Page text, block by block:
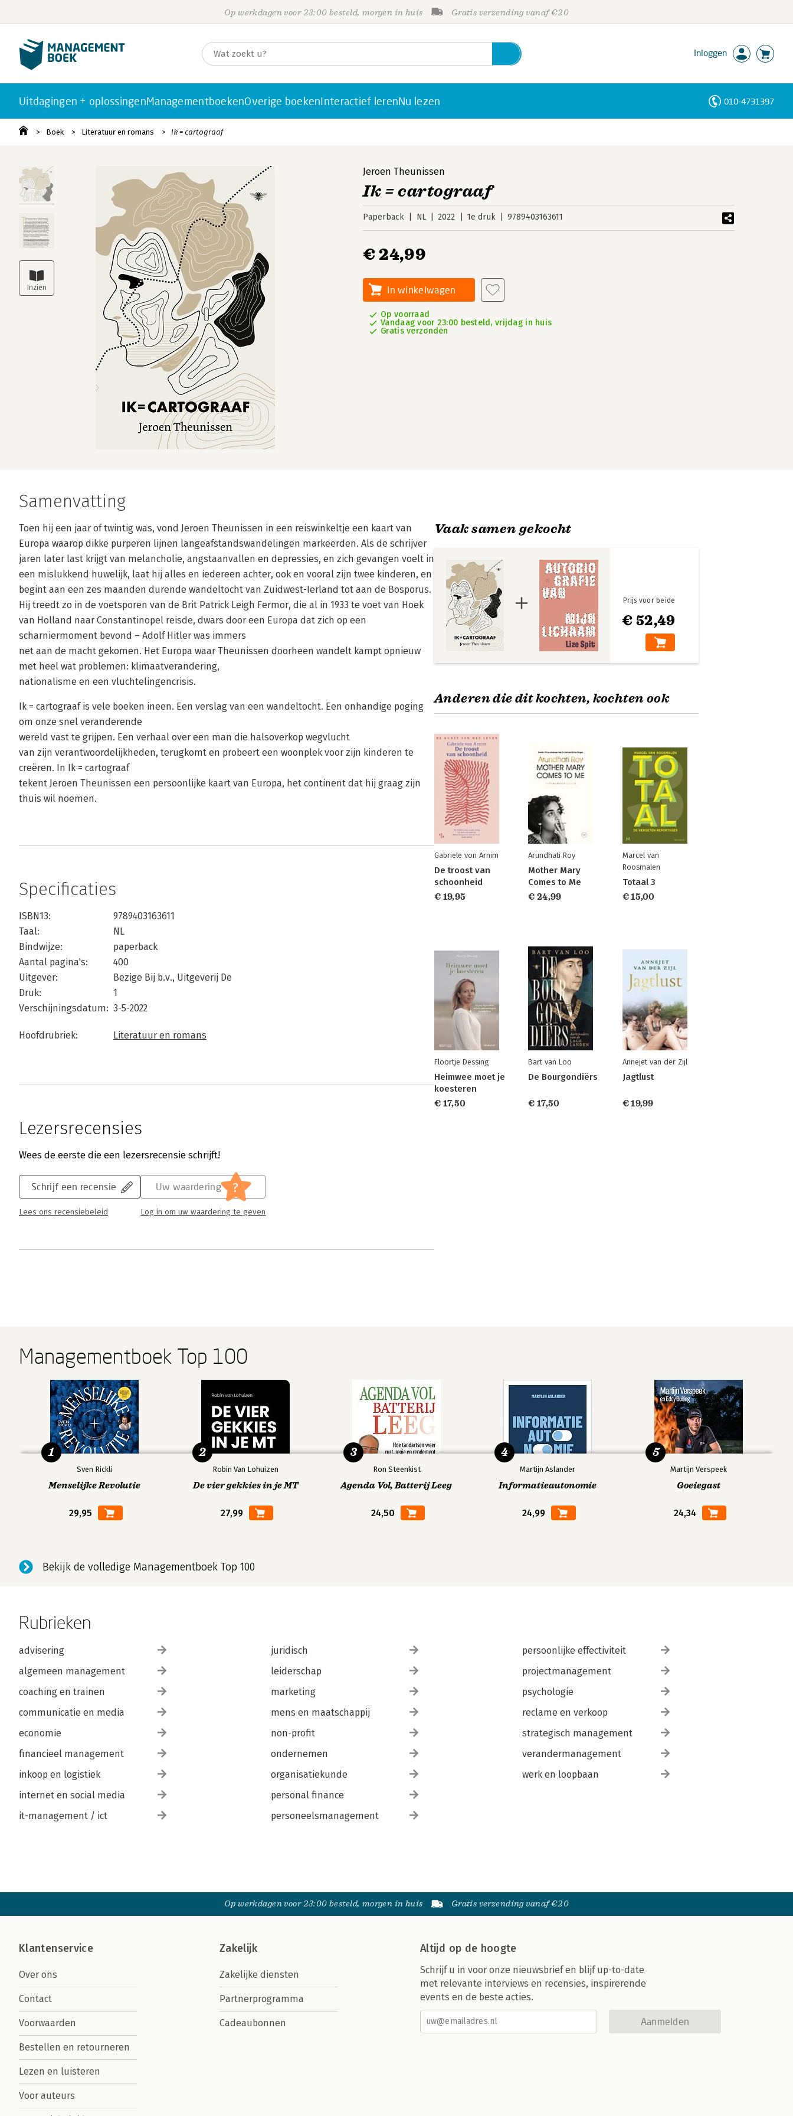
Op werkdagen voor 23:00 besteld, morgen in huis Gratis verzending vanaf €20
Inloggen
Uitdagingen + oplossingenManagementboekenOverige boekenInteractief lerenNu lezen 010-4731397
Boek Literatuur en romans Ik = cartograaf
Jeroen Theunissen
Ik = cartograaf
Paperback NL 2022 1e druk 9789403163611
€ 24,99
In winkelwagen
Op voorraad
Vandaag voor 23:00 besteld, vrijdag in huis
Gratis verzonden
Samenvatting
Toen hij een jaar of twintig was, vond Jeroen Theunissen in een reiswinkeltje een kaart van
Europa waarop dikke purperen lijnen langeafstandswandelingen markeerden. Als de schrijver
jaren later last krijgt van melancholie, angstaanvallen en depressies, en zich gevangen voelt in
een mislukkend huwelijk, laat hij alles en iedereen achter, ook en vooral zijn twee kinderen, en
begint aan een zes maanden durende wandeltocht van Zuidwest-Ierland tot aan de Bosporus.
Hij treedt zo in de voetsporen van de Brit Patrick Leigh Fermor, die al in 1933 te voet van Hoek
van Holland naar Constantinopel reisde, dwars door een Europa dat zich op een
scharniermoment bevond – Adolf Hitler was immers
net aan de macht gekomen. Het Europa waar Theunissen doorheen wandelt kampt opnieuw
met heel wat problemen: klimaatverandering,
nationalisme en een vluchtelingencrisis.
Ik = cartograaf is vele boeken ineen. Een verslag van een wandeltocht. Een onhandige poging
om onze snel veranderende
wereld vast te grijpen. Een verhaal over een man die halsoverkop wegvlucht
van zijn verantwoordelijkheden, terugkomt en probeert een woonplek voor zijn kinderen te
creëren. In Ik = cartograaf
tekent Jeroen Theunissen een persoonlijke kaart van Europa, het continent dat hij graag zijn
thuis wil noemen.
Specificaties
ISBN13:
9789403163611
Taal:
NL
Bindwijze:
paperback
Aantal pagina's:
400
Uitgever:
Bezige Bij b.v., Uitgeverij De
Druk:
1
Verschijningsdatum: 3-5-2022
Hoofdrubriek: Literatuur en romans
Lezersrecensies
Wees de eerste die een lezersrecensie schrijft!
Schrijf een recensie
Lees ons recensiebeleid
Uw waardering ?
Log in om uw waardering te geven
Vaak samen gekocht
€ 52,49
Prijs voor beide
Anderen die dit kochten, kochten ook
Gabriele von Arnim
De troost van
schoonheid
€ 19,95
Arundhati Roy
Mother Mary
Comes to Me
€ 24,99
Marcel van
Roosmalen
Totaal 3
€ 15,00
Floortje Dessing
Heimwee moet je
koesteren
€ 17,50
Bart van Loo
De Bourgondiërs
€ 17,50
Annejet van der Zijl
Jagtlust
€ 19,99
Managementboek Top 100
Sven Rickli
Menselijke Revolutie
29,95
1
Robin Van Lohuizen
De vier gekkies in je MT
27,99
2
Ron Steenkist
Agenda Vol, Batterij Leeg
24,50
3
Martijn Aslander
Informatieautonomie
24,99
4
Martijn Verspeek
Goeiegast
24,34
5
Bekijk de volledige Managementboek Top 100
Rubrieken
advisering
algemeen management
coaching en trainen
communicatie en media
economie
financieel management
inkoop en logistiek
internet en social media
it-management / ict
juridisch
leiderschap
marketing
mens en maatschappij
non-profit
ondernemen
organisatiekunde
personal finance
personeelsmanagement
persoonlijke effectiviteit
projectmanagement
psychologie
reclame en verkoop
strategisch management
verandermanagement
werk en loopbaan
Op werkdagen voor 23:00 besteld, morgen in huis Gratis verzending vanaf €20
Klantenservice
Over ons
Contact
Voorwaarden
Bestellen en retourneren
Lezen en luisteren
Voor auteurs
Zakelijk
Zakelijke diensten
Partnerprogramma
Cadeaubonnen
Altijd op de hoogte
Schrijf u in voor onze nieuwsbrief en blijf up-to-date
met relevante interviews en recensies, inspirerende
events en de beste acties.
Aanmelden
Personen